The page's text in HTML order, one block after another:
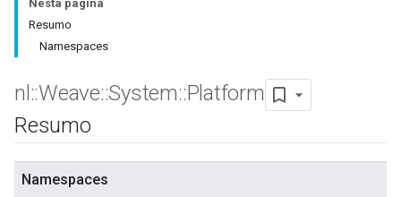
Nesta página
Resumo
Namespaces
nl ::Weave::System::Platform
Resumo
Namespaces